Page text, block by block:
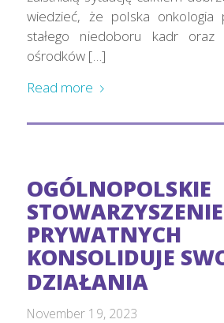
wiedzieć, że polska onkologia
stałego niedoboru kadr oraz
ośrodków […]
Read more
OGÓLNOPOLSKIE
PRYWATNYCH
KONSOLIDUJE
DZIAŁANIA
November 19, 2023